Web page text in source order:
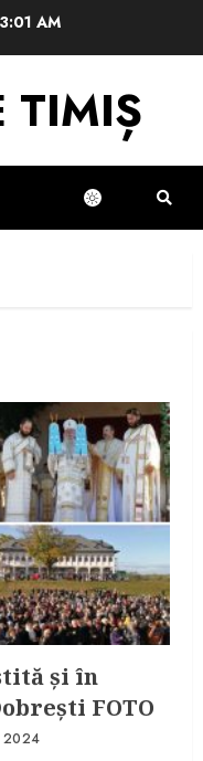
AM
TIMIȘ
și în
FOTO
2024